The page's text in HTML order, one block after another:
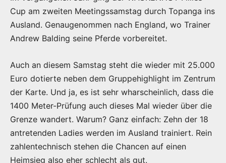
Cup am zweiten Meetingssamstag durch Topanga ins
Ausland. Genaugenommen nach England, wo Trainer
Andrew Balding seine Pferde vorbereitet.
Auch an diesem Samstag steht die wieder mit 25.000
Euro dotierte neben dem Gruppehighlight im Zentrum
der Karte. Und ja, es ist sehr wharscheinlich, dass die
1400 Meter-Prüfung auch dieses Mal wieder über die
Grenze wandert. Warum? Ganz einfach: Zehn der 18
antretenden Ladies werden im Ausland trainiert. Rein
zahlentechnisch stehen die Chancen auf einen
Heimsieg also eher schlecht als gut.